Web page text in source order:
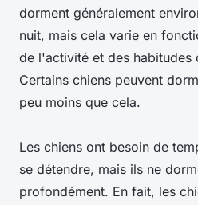
dorment généralement
nuit, mais cela varie en
de l'activité et des habitudes
Certains chiens peuvent
peu moins que cela.
Les chiens ont besoin de
se détendre, mais ils ne
profondément. En fait, les